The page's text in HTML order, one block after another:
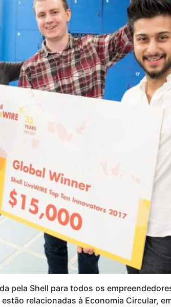
pela Shell para todos os
relacionadas à Economia Circular,